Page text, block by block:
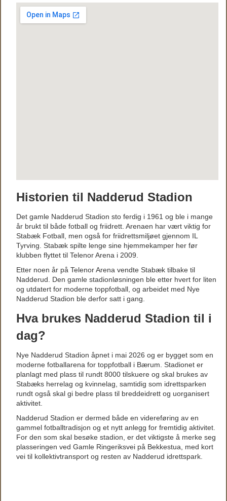
Historien til Nadderud Stadion
Det gamle Nadderud Stadion sto ferdig i 1961 og ble i mange
år brukt til både fotball og friidrett. Arenaen har vært viktig for
Stabæk Fotball, men også for friidrettsmiljøet gjennom IL
Tyrving. Stabæk spilte lenge sine hjemmekamper her før
klubben flyttet til Telenor Arena i 2009.
Etter noen år på Telenor Arena vendte Stabæk tilbake til
Nadderud. Den gamle stadionløsningen ble etter hvert for liten
og utdatert for moderne toppfotball, og arbeidet med Nye
Nadderud Stadion ble derfor satt i gang.
Hva brukes Nadderud Stadion til i
dag?
Nye Nadderud Stadion åpnet i mai 2026 og er bygget som en
moderne fotballarena for toppfotball i Bærum. Stadionet er
planlagt med plass til rundt 8000 tilskuere og skal brukes av
Stabæks herrelag og kvinnelag, samtidig som idrettsparken
rundt også skal gi bedre plass til breddeidrett og uorganisert
aktivitet.
Nadderud Stadion er dermed både en videreføring av en
gammel fotballtradisjon og et nytt anlegg for fremtidig aktivitet.
For den som skal besøke stadion, er det viktigste å merke seg
plasseringen ved Gamle Ringeriksvei på Bekkestua, med kort
vei til kollektivtransport og resten av Nadderud idrettspark.